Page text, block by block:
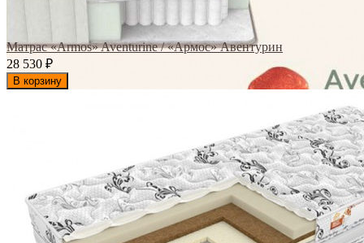
Матрас «Armos» Aventurine / «Армос» Авентурин
28 530 ₽
В корзину